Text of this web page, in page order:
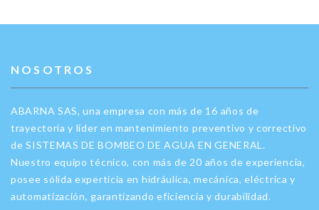
NOSOTROS
ABARNA SAS, una empresa con más de 16 años de
trayectoria y líder en mantenimiento preventivo y correctivo
de SISTEMAS DE BOMBEO DE AGUA EN GENERAL.
Nuestro equipo técnico, con más de 20 años de experiencia,
posee sólida experticia en hidráulica, mecánica, eléctrica y
automatización, garantizando eficiencia y durabilidad.